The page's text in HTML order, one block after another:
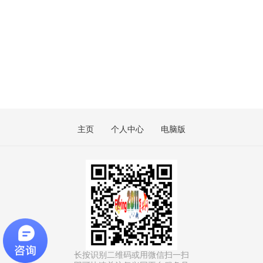
主页 个人中心 电脑版
长按识别二维码或用微信扫一扫